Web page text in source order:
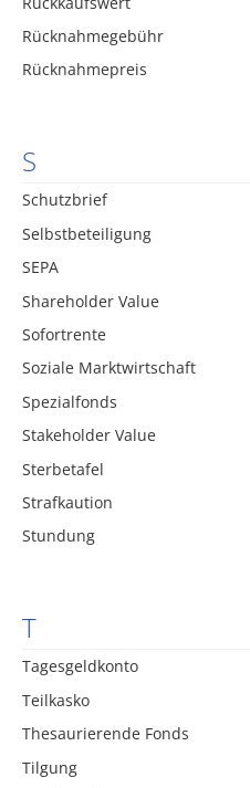
Rücknahmegebühr
Rücknahmepreis
S
Schutzbrief
Selbstbeteiligung
SEPA
Shareholder Value
Sofortrente
Soziale Marktwirtschaft
Spezialfonds
Stakeholder Value
Sterbetafel
Strafkaution
Stundung
T
Tagesgeldkonto
Teilkasko
Thesaurierende Fonds
Tilgung